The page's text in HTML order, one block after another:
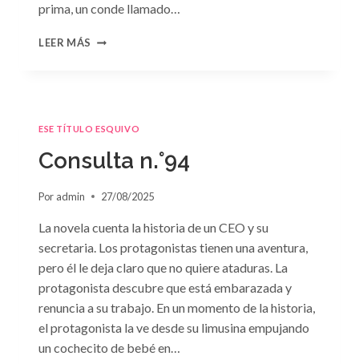
prima, un conde llamado…
LEER MÁS CONSULTA
ESE TÍTULO ESQUIVO
Consulta n.°94
Por admin 27/08/2025
La novela cuenta la historia de un CEO y su
secretaria. Los protagonistas tienen una aventura,
pero él le deja claro que no quiere ataduras. La
protagonista descubre que está embarazada y
renuncia a su trabajo. En un momento de la historia,
el protagonista la ve desde su limusina empujando
un cochecito de bebé en…